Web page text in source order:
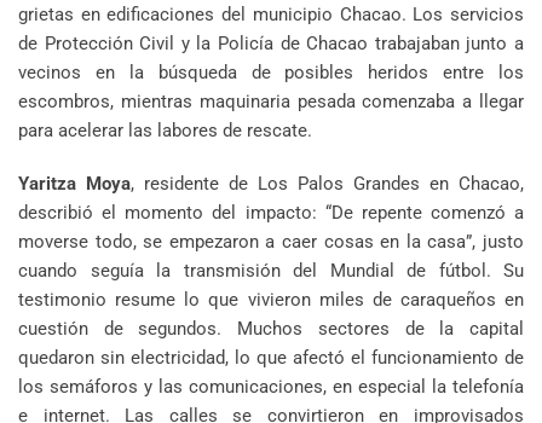
grietas en edificaciones del municipio Chacao. Los servicios
de Protección Civil y la Policía de Chacao trabajaban junto a
vecinos en la búsqueda de posibles heridos entre los
escombros, mientras maquinaria pesada comenzaba a llegar
para acelerar las labores de rescate.
Yaritza Moya, residente de Los Palos Grandes en Chacao,
describió el momento del impacto: “De repente comenzó a
moverse todo, se empezaron a caer cosas en la casa”, justo
cuando seguía la transmisión del Mundial de fútbol. Su
testimonio resume lo que vivieron miles de caraqueños en
cuestión de segundos. Muchos sectores de la capital
quedaron sin electricidad, lo que afectó el funcionamiento de
los semáforos y las comunicaciones, en especial la telefonía
e internet. Las calles se convirtieron en improvisados